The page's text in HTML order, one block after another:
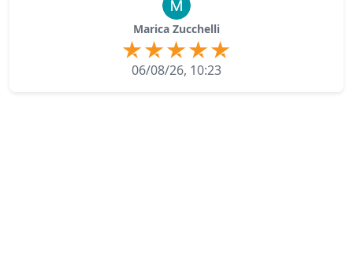
Marica Zucchelli
06/08/26, 10:23